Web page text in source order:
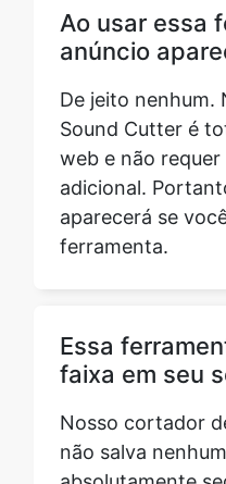
Sound Cutter é
web e não requer
adicional.
aparecerá se
ferramenta.
Essa
não salva
absolutamente
Qualquer faixa
enviar para o
áudio é excluída